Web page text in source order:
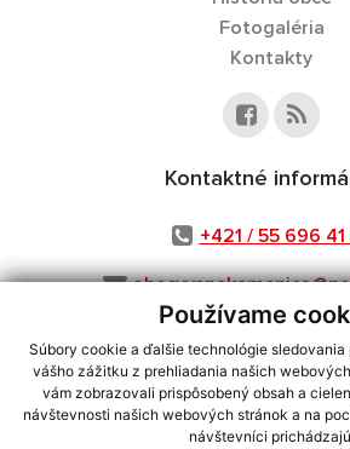
Používame
Súbory cookie a ďalšie technológie
vášho zážitku z prehliadania našich
vám zobrazovali prispôsobený obsah a
návštevnosti našich webových stránok a na
návštevníci
Fotogaléria
Kontakty
Kontaktné
+421 / 55 696 41
využite možnosť získavania aktuálnych
CMS systém (redakčný) systém ECHELON 2,
webex.digital, s.r.o.,domény,